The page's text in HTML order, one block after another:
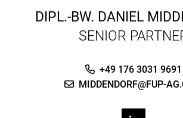
DIPL.-BW. DANIEL
SENIOR
+49 176 3031 9691
MIDDENDORF@FUP-